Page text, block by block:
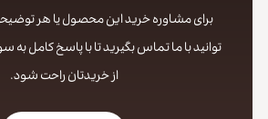
برای مشاوره خرید این محصول یا هر
توانید با ما تماس بگیرید تا با پاسخ کامل به
از خریدتان راحت شود.